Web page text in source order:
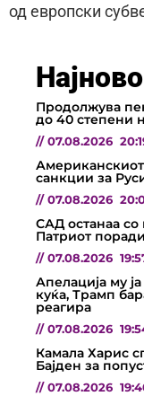
од европски
Најново
Продолжува
до 40 степени
// 07.08.2026
санкции за
// 07.08.2026
САД останаа
Патриот
// 07.08.2026
Апелација му
куќа, Трамп
реагира
// 07.08.2026
Камала Харис
Бајден за
// 07.08.2026